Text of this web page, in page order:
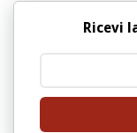
Ricevi